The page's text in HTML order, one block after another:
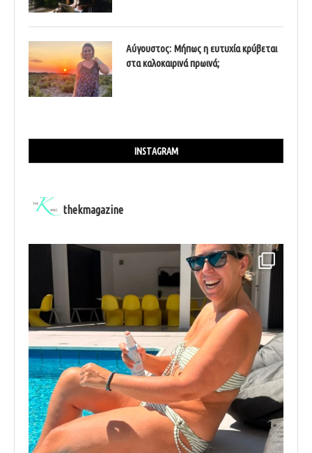
Αύγουστος: Μήπως η ευτυχία κρύβεται
στα καλοκαιρινά πρωινά;
INSTAGRAM
thekmagazine